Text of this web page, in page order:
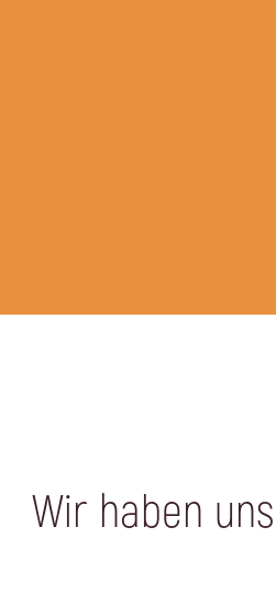
Wir haben